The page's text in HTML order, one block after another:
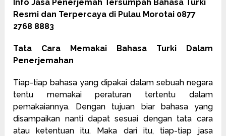
Info Jasa Penerjemah Tersumpah Bahasa Turki
Resmi dan Terpercaya di Pulau Morotai 0877
2768 8883
Tata Cara Memakai Bahasa Turki Dalam
Penerjemahan
Tiap-tiap bahasa yang dipakai dalam sebuah negara
tentu memakai peraturan tertentu dalam
pemakaiannya. Dengan tujuan biar bahasa yang
disampaikan nanti dapat sesuai dengan tata cara
atau ketentuan itu. Maka dari itu, tiap-tiap jasa